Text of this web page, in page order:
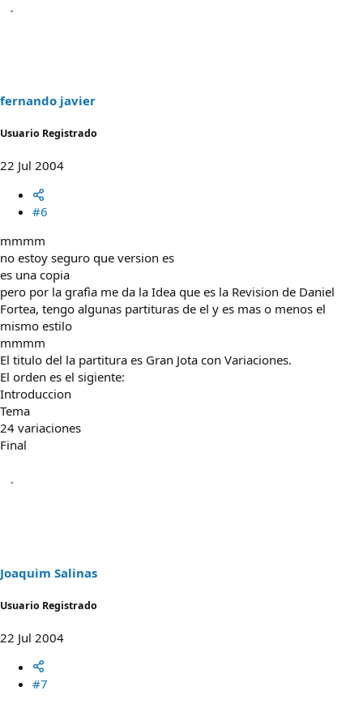
fernando javier
Usuario Registrado
22 Jul 2004
#6
mmmm
no estoy seguro que version es
es una copia
pero por la grafìa me da la Idea que es la Revision de Daniel
Fortea, tengo algunas partituras de el y es mas o menos el
mismo estilo
mmmm
El titulo del la partitura es Gran Jota con Variaciones.
El orden es el sigiente:
Introduccion
Tema
24 variaciones
Final
Joaquim Salinas
Usuario Registrado
22 Jul 2004
#7